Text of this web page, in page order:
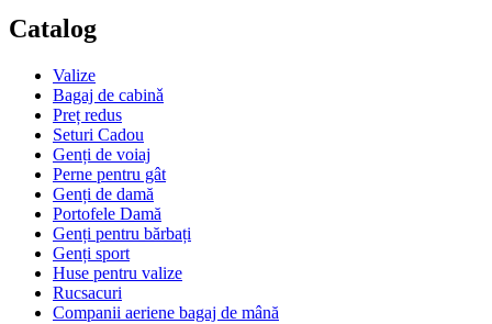
Catalog
Valize
Bagaj de cabinǎ
Preț redus
Seturi Cadou
Genți de voiaj
Perne pentru gât
Genți de damă
Portofele Damă
Genți pentru bărbați
Genți sport
Huse pentru valize
Rucsacuri
Companii aeriene bagaj de mână